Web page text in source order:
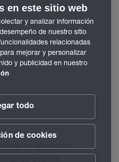
de datosCGC
en este sitio web
y analizar información
de nuestro sitio
relacionadas
mejorar y personalizar
y publicidad en nuestro
todo
de cookies